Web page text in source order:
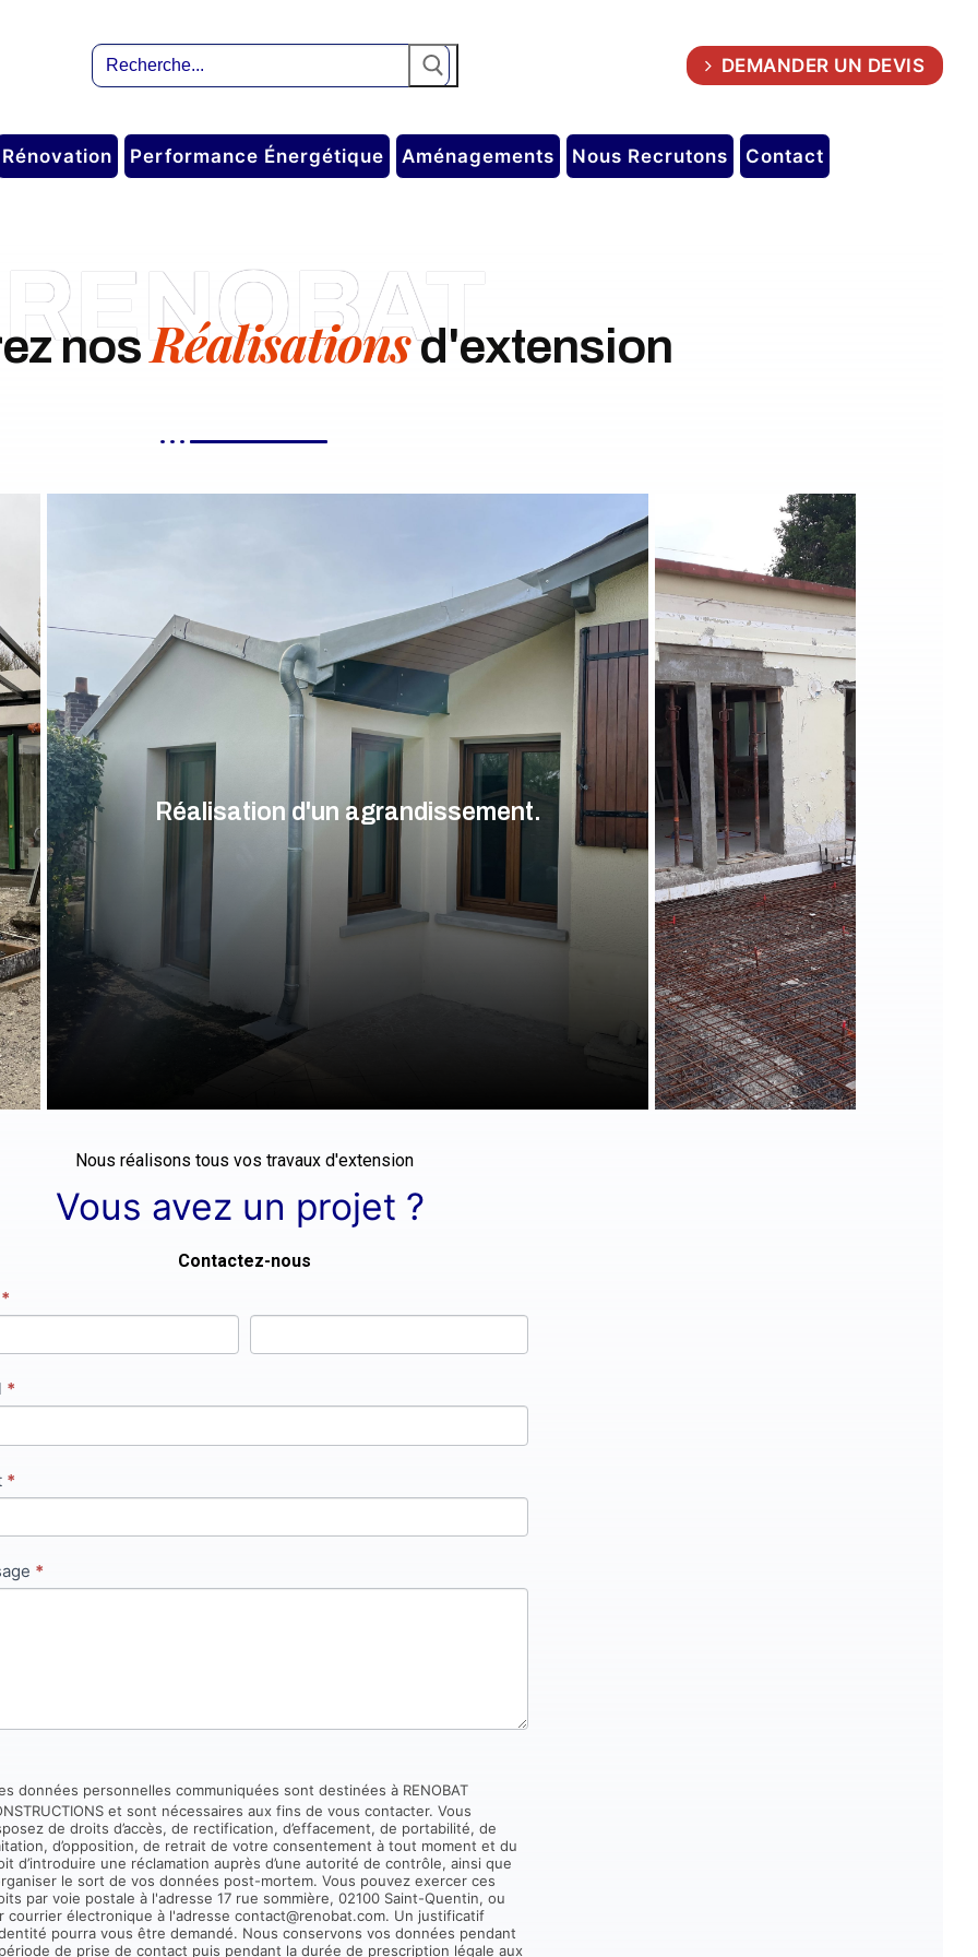
DEMANDER UN DEVIS
Rénovation Performance Énergétique Aménagements Nous Recrutons Contact
RENOBAT
nos Réalisationsd'extension
Réalisation d'un agrandissement.
Nous réalisons tous vos travaux d'extension
Vous avez un projet ?
Contactez-nous
*
*
*
*
données personnelles communiquées sont destinées à RENOBAT
et sont nécessaires aux fins de vous contacter. Vous
de droits d’accès, de rectification, d’effacement, de portabilité, de
d’opposition, de retrait de votre consentement à tout moment et du
d’introduire une réclamation auprès d’une autorité de contrôle, ainsi que
le sort de vos données post-mortem. Vous pouvez exercer ces
par voie postale à l'adresse 17 rue sommière, 02100 Saint-Quentin, ou
courrier électronique à l'adresse contact@renobat.com. Un justificatif
pourra vous être demandé. Nous conservons vos données pendant
de prise de contact puis pendant la durée de prescription légale aux